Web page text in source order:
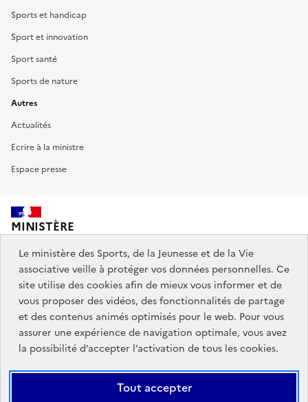
Sports et handicap
Sport et innovation
Sport santé
Sports de nature
Autres
Actualités
Ecrire à la ministre
Espace presse
MINISTÈRE
DES SPORTS,
DE LA JEUNESSE
ET DE LA VIE ASSOCIATIVE
Découvrez également jeunes.gouv.fr et education.gouv.fr.
Liens
institutionnels
info.gouv.fr
service-public.gouv.fr
légifrance.gouv.fr
data.gouv.fr
Le ministère des Sports, de la Jeunesse et de la Vie
associative veille à protéger vos données personnelles. Ce
site utilise des cookies afin de mieux vous informer et de
vous proposer des vidéos, des fonctionnalités de partage
et des contenus animés optimisés pour le web. Pour vous
assurer une expérience de navigation optimale, vous avez
la possibilité d’accepter l’activation de tous les cookies.
Tout accepter